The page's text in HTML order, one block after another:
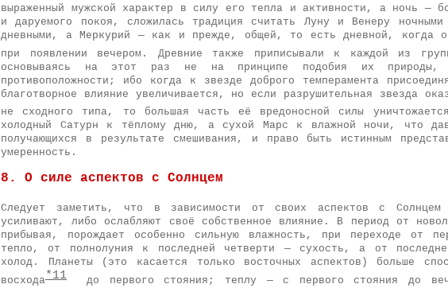
выраженный мужской характер в силу его тепла и активности, а ночь —
и даруемого покоя, сложилась традиция считать Луну и Венеру
дневными, а Меркурий — как и прежде, общей, то есть дневной, когда
при появлении вечером. Древние также приписывали к каждой из
основываясь на этот раз не на принципе подобия их
противоположности; ибо когда к звезде доброго темперамента
благотворное влияние увеличивается, но если разрушительная звезда
не сходного типа, то большая часть её вредоносной силы
холодный Сатурн к тёплому дню, а сухой Марс к влажной ночи, что
получающихся в результате смешивания, и право быть истинным
умеренность.
8. О силе аспектов с Солнцем
Следует заметить, что в зависимости от своих аспектов с
усиливают, либо ослабляют своё собственное влияние. В период от
прибывая, порождает особенно сильную влажность, при переходе от
тепло, от полнолуния к последней четверти — сухость, а от
холод. Планеты (это касается только восточных аспектов) больше
восхода*11 до первого стояния; теплу — с первого стояния до